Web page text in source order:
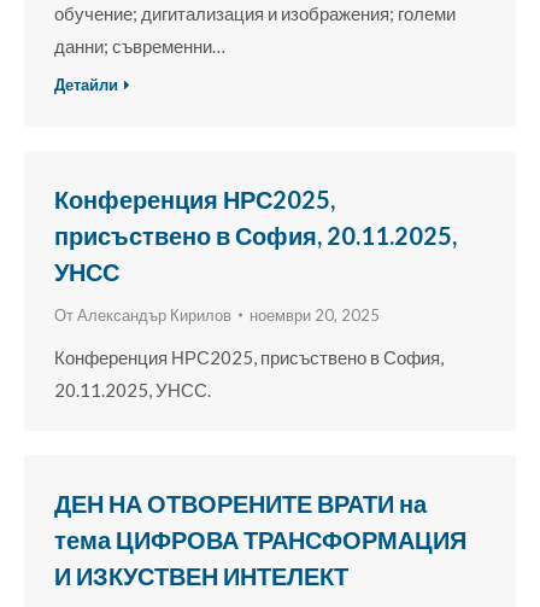
обучение; дигитализация и изображения; големи
данни; съвременни…
Детайли
Конференция НРС2025,
присъствено в София, 20.11.2025,
УНСС
ОтАлександър Кирилов ноември 20, 2025
Конференция НРС2025, присъствено в София,
20.11.2025, УНСС.
ДЕН НА ОТВОРЕНИТЕ ВРАТИ на
тема ЦИФРОВА ТРАНСФОРМАЦИЯ
И ИЗКУСТВЕН ИНТЕЛЕКТ